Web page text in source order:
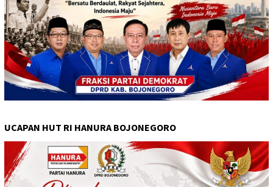
UCAPAN HUT RI HANURA BOJONEGORO